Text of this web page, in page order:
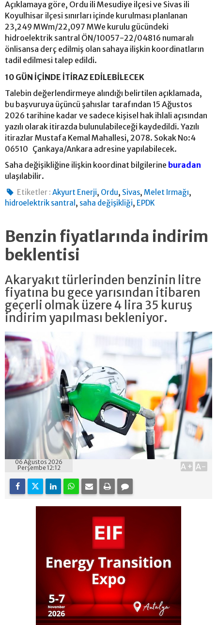
Açıklamaya göre, Ordu ili Mesudiye ilçesi ve Sivas ili
Koyulhisar ilçesi sınırları içinde kurulması planlanan
23,249 MWm/22,097 MWe kurulu gücündeki
hidroelektrik santral ÖN/10057-22/04816 numaralı
önlisansa derç edilmiş olan sahaya ilişkin koordinatların
tadil edilmesi talep edildi.
10 GÜN İÇİNDE İTİRAZ EDİLEBİLECEK
Talebin değerlendirmeye alındığı belirtilen açıklamada,
bu başvuruya üçüncü şahıslar tarafından 15 Ağustos
2026 tarihine kadar ve sadece kişisel hak ihlali açısından
yazılı olarak itirazda bulunulabileceği kaydedildi. Yazılı
itirazlar Mustafa Kemal Mahallesi, 2078. Sokak No:4
06510 Çankaya/Ankara adresine yapılabilecek.
Saha değişikliğine ilişkin koordinat bilgilerine buradan
ulaşılabilir.
Etiketler : Akyurt Enerji, Ordu, Sivas,Melet Irmağı,
hidroelektrik santral , saha değişikliği, EPDK
Benzin fiyatlarında indirim
beklentisi
Akaryakıt türlerinden benzinin litre
fiyatına bu gece yarısından itibaren
geçerli olmak üzere 4 lira 35 kuruş
indirim yapılması bekleniyor.
06 Ağustos 2026
Perşembe 12:12
A+ A-